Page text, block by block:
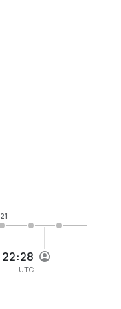
22:28
UTC
21